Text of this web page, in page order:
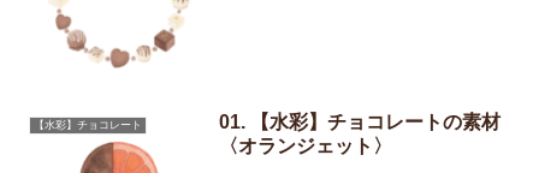
【水彩】チョコレート
01. 【水彩】チョコレートの素材
〈オランジェット〉